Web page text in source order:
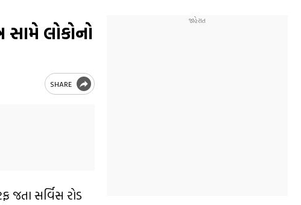
લોકોનો
SHARE
જતા સર્વિસ રોડ